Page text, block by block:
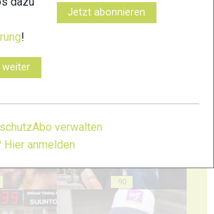
90
!
weiter
Jetzt abonnieren
Abo verwalten
anmelden